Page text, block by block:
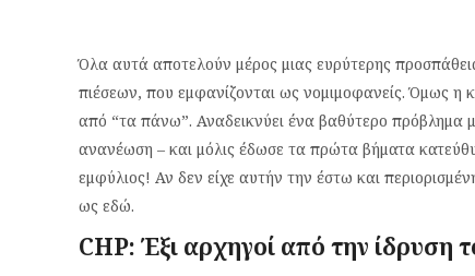
Όλα αυτά αποτελούν μέρος μιας ευρύτερης
πιέσεων, που εμφανίζονται ως νομιμοφανείς. Όμως η
από “τα πάνω”. Αναδεικνύει ένα βαθύτερο πρόβλημα
ανανέωση – και μόλις έδωσε τα πρώτα βήματα
εμφύλιος! Αν δεν είχε αυτήν την έστω και
ως εδώ.
CHP: Έξι αρχηγοί από την ίδρυση